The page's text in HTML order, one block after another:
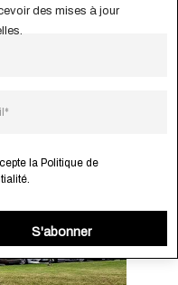
la Politique de
.
S'abonner
des mises à jour